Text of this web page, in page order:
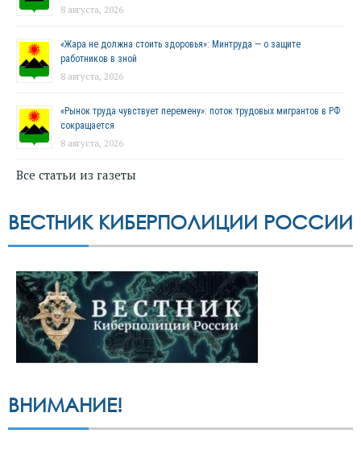
8 августа, 2026
«Жара не должна стоить здоровья»: Минтруда — о защите
работников в зной
8 августа, 2026
«Рынок труда чувствует перемену»: поток трудовых мигрантов в РФ
сокращается
8 августа, 2026
Все статьи из газеты
ВЕСТНИК КИБЕРПОЛИЦИИ РОССИИ
ВНИМАНИЕ!